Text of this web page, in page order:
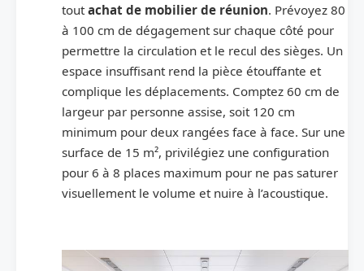
tout achat de mobilier de réunion. Prévoyez 80
à 100 cm de dégagement sur chaque côté pour
permettre la circulation et le recul des sièges. Un
espace insuffisant rend la pièce étouffante et
complique les déplacements. Comptez 60 cm de
largeur par personne assise, soit 120 cm
minimum pour deux rangées face à face. Sur une
surface de 15 m², privilégiez une configuration
pour 6 à 8 places maximum pour ne pas saturer
visuellement le volume et nuire à l’acoustique.